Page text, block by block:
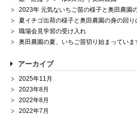
2023年 元気ないちご苗の様子と奥田農園
夏イチゴ出荷の様子と奥田農園の身の回り
職場会見学習の受け入れ
奥田農園の夏、いちご苗切り始まっていま
アーカイブ
2025年11月
2023年8月
2022年8月
2022年7月